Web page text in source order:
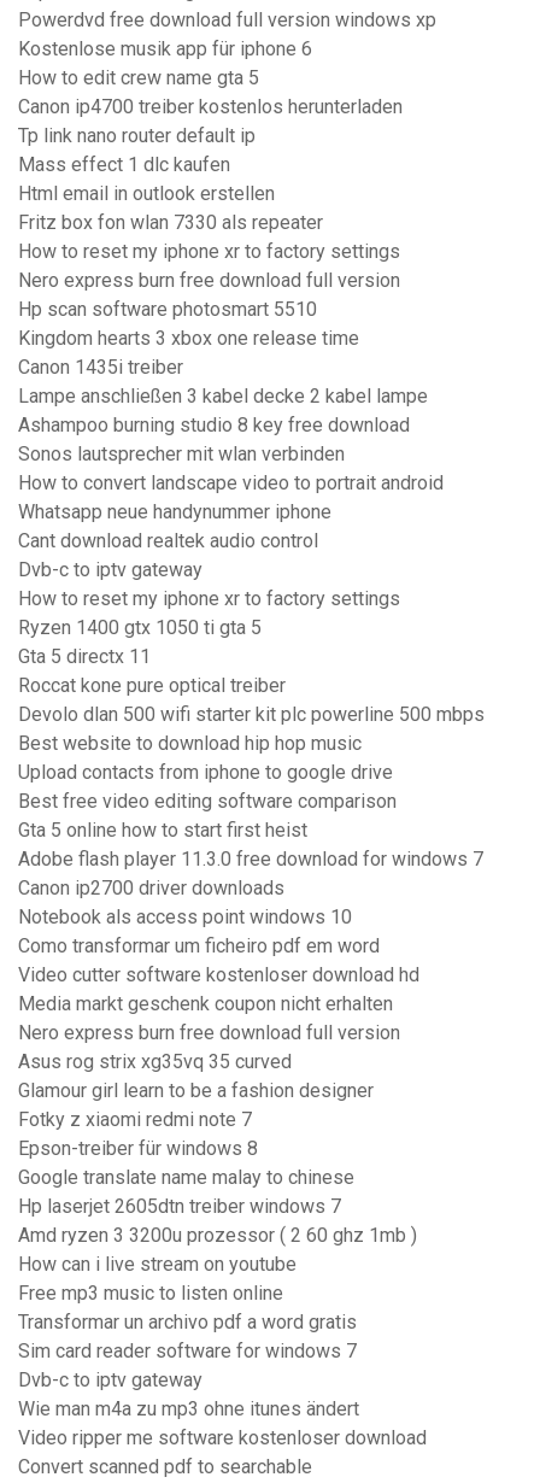
Powerdvd free download full version windows xp
Kostenlose musik app für iphone 6
How to edit crew name gta 5
Canon ip4700 treiber kostenlos herunterladen
Tp link nano router default ip
Mass effect 1 dlc kaufen
Html email in outlook erstellen
Fritz box fon wlan 7330 als repeater
How to reset my iphone xr to factory settings
Nero express burn free download full version
Hp scan software photosmart 5510
Kingdom hearts 3 xbox one release time
Canon 1435i treiber
Lampe anschließen 3 kabel decke 2 kabel lampe
Ashampoo burning studio 8 key free download
Sonos lautsprecher mit wlan verbinden
How to convert landscape video to portrait android
Whatsapp neue handynummer iphone
Cant download realtek audio control
Dvb-c to iptv gateway
How to reset my iphone xr to factory settings
Ryzen 1400 gtx 1050 ti gta 5
Gta 5 directx 11
Roccat kone pure optical treiber
Devolo dlan 500 wifi starter kit plc powerline 500 mbps
Best website to download hip hop music
Upload contacts from iphone to google drive
Best free video editing software comparison
Gta 5 online how to start first heist
Adobe flash player 11.3.0 free download for windows 7
Canon ip2700 driver downloads
Notebook als access point windows 10
Como transformar um ficheiro pdf em word
Video cutter software kostenloser download hd
Media markt geschenk coupon nicht erhalten
Nero express burn free download full version
Asus rog strix xg35vq 35 curved
Glamour girl learn to be a fashion designer
Fotky z xiaomi redmi note 7
Epson-treiber für windows 8
Google translate name malay to chinese
Hp laserjet 2605dtn treiber windows 7
Amd ryzen 3 3200u prozessor ( 2 60 ghz 1mb )
How can i live stream on youtube
Free mp3 music to listen online
Transformar un archivo pdf a word gratis
Sim card reader software for windows 7
Dvb-c to iptv gateway
Wie man m4a zu mp3 ohne itunes ändert
Video ripper me software kostenloser download
Convert scanned pdf to searchable